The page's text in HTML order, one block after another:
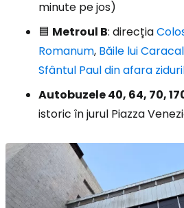
minute pe jos)
🟦 Metroul B: direcția
Romanum, Băile lui
Sfântul Paul din afara
Autobuzele 40, 64, 70,
istoric în jurul Piazza